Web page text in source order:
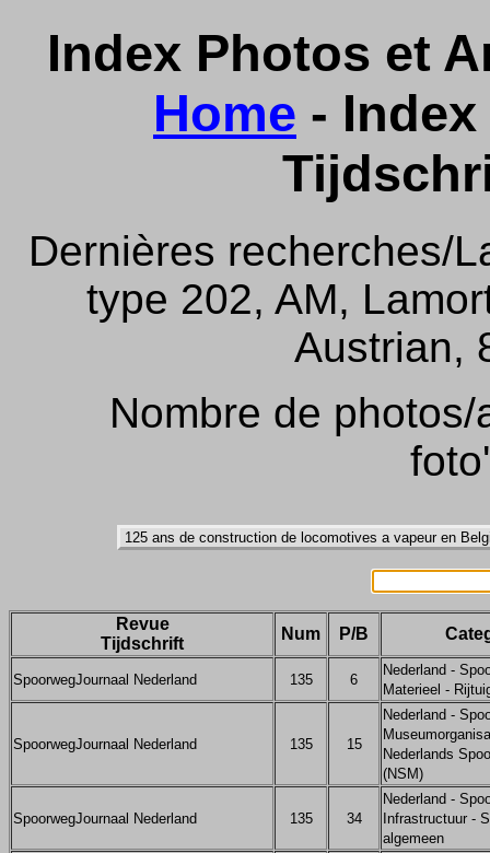
Index Photos et
Home -
Dernières recherches/
type 202, AM,
Austrian,
Nombre de
Revue
Tijdschrift
Num P/B
SpoorwegJournaal Nederland 135 6
Nederland -
Materieel -
SpoorwegJournaal Nederland 135 15
Nederland -
Nederlands
(NSM)
SpoorwegJournaal Nederland 135 34
Nederland -
Infrastructuur -
algemeen